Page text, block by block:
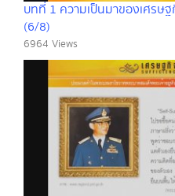
บทที่ 1 ความเป็นมาของเศรษ
(6/8)
6964 Views